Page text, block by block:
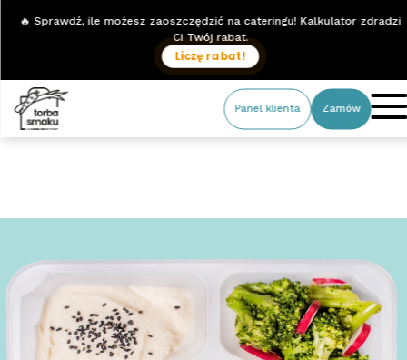
🔥 Sprawdź, ile możesz zaoszczędzić na cateringu! Kalkulator zdradzi
Ci Twój rabat.
Liczę rabat!
Panel klienta Zamów